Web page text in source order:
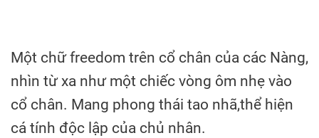
Một chữ freedom trên cổ chân của các Nàng,
nhìn từ xa như một chiếc vòng ôm nhẹ vào
cổ chân. Mang phong thái tao nhã,thể hiện
cá tính độc lập của chủ nhân.